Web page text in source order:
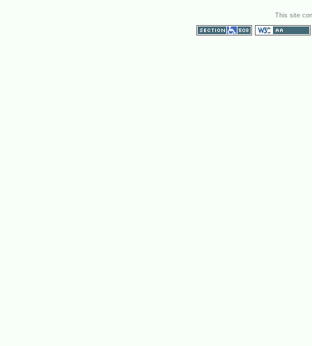
This site